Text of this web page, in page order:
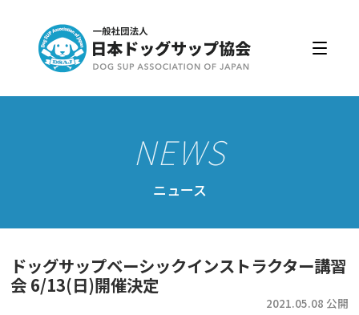
入会・更新
公認スクール・インストラクター
資格取得・協会規約
ニュース
ドッグサップベーシックインストラクター講習
会 6/13(日)開催決定
2021.05.08 公開